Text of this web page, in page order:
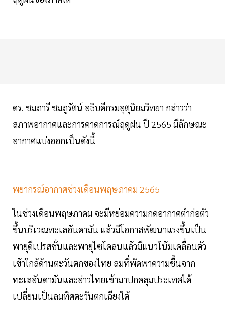
ดร. ชมภารี ชมภูรัตน์ อธิบดีกรมอุตุนิยมวิทยา กล่าวว่า
สภาพอากาศและการคาดการณ์ฤดูฝน ปี 2565 มีลักษณะ
อากาศแบ่งออกเป็นดังนี้
พยากรณ์อากาศช่วงเดือนพฤษภาคม 2565
ในช่วงเดือนพฤษภาคม จะมีหย่อมความกดอากาศต่ำก่อตัว
ขึ้นบริเวณทะเลอันดามัน แล้วมีโอกาสพัฒนาแรงขึ้นเป็น
พายุดีเปรสชั่นและพายุไซโคลนแล้วมีแนวโน้มเคลื่อนตัว
เข้าใกล้ด้านตะวันตกของไทย ลมที่พัดพาความชื้นจาก
ทะเลอันดามันและอ่าวไทยเข้ามาปกคลุมประเทศได้
เปลี่ยนเป็นลมทิศตะวันตกเฉียงใต้